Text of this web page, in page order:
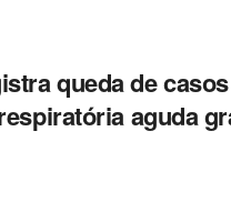
queda de
aguda